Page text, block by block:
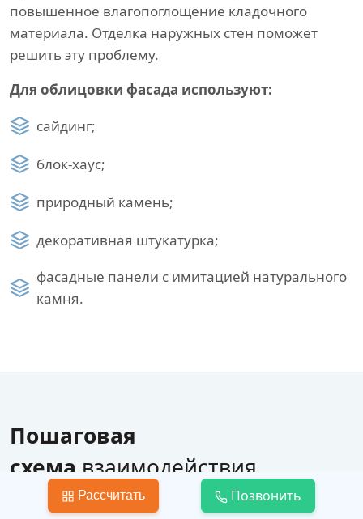
повышенное влагопоглощение кладочного
материала. Отделка наружных стен поможет
решить эту проблему.
Для облицовки фасада используют:
сайдинг;
блок-хаус;
природный камень;
декоративная штукатурка;
фасадные панели с имитацией натурального
камня.
Пошаговая
схема взаимодействия
по строительству дома
Рассчитать Позвонить